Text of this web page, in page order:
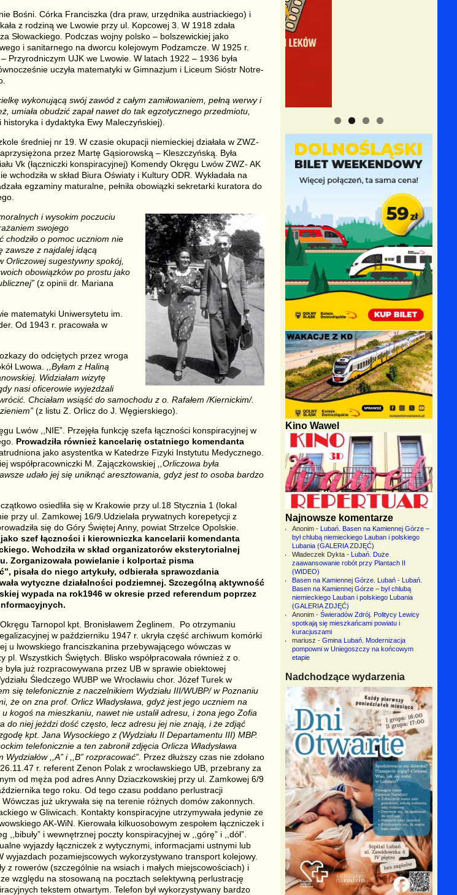
Bośni. Córka Franciszka (dra praw, urzędnika austriackiego) i
z rodziną we Lwowie przy ul. Kopcowej 3. W 1918 zdała
Słowackiego. Podczas wojny polsko – bolszewickiej jako
i sanitarnego na dworcu kolejowym Podzamcze. W 1925 r.
Przyrodniczym UJK we Lwowie. W latach 1922 – 1936 była
uczyła matematyki w Gimnazjum i Liceum Sióstr Notre-
wykonującą swój zawód z całym zamiłowaniem, pełną werwy i
umiała obudzić zapał nawet do tak egzotycznego przedmiotu,
historyka i dydaktyka Ewy Maleczyńskiej).
średniej nr 19. W czasie okupacji niemieckiej działała w ZWZ-
przez Martę Gąsiorowską – Kleszczyńską. Była
Vk (łączniczki konspiracyjnej) Komendy Okręgu Lwów ZWZ- AK
wchodziła w skład Biura Oświaty i Kultury ODR. Wykładała na
egzaminy maturalne, pełniła obowiązki sekretarki kuratora do
i wysokim poczuciu
swojego
o pomoc uczniom nie
zawsze z najdalej idącą
Orliczowej sugestywny spokój,
obowiązków po prostu jako
(z opinii dr. Mariana
matematyki Uniwersytetu im.
Od 1943 r. pracowała w
do odciętych przez wroga
Lwowa.
,,Byłam z Haliną
Widziałam wizytę
nasi oficerowie wyjeżdżali
Chciałam wsiąść do samochodu z o. Rafałem /Kiernickim/.
(z listu Z. Orlicz do J. Węgierskiego).
Lwów ,,NIE”. Przejęła funkcję szefa łączności konspiracyjnej w
Prowadziła również kancelarię ostatniego komendanta
jako asystentka w Katedrze Fizyki Instytutu Medycznego.
współpracowniczki M. Zajączkowskiej
,,Orliczowa była
udało jej się uniknąć aresztowania, gdyż jest to osoba bardzo
osiedliła się w Krakowie przy ul.18 Stycznia 1 (lokal
przy ul. Zamkowej 16/9.Udzielała prywatnych korepetycji z
się do Góry Świętej Anny, powiat Strzelce Opolskie.
szef łączności i kierowniczka kancelarii komendanta
Wchodziła w skład organizatorów eksterytorialnej
Zorganizowała powielanie i kolportaż pisma
pisała do niego artykuły, odbierała sprawozdania
wytyczne działalności podziemnej. Szczególną aktywność
wypada na rok1946 w okresie przed referendum poprzez
Tarnopol kpt. Bronisławem Żeglinem. Po otrzymaniu
w październiku 1947 r. ukryła część archiwum komórki
u lwowskiego franciszkanina przebywającego wówczas w
Wszystkich Świętych. Blisko współpracowała również z o.
już rozpracowywana przez UB w sprawie obiektowej
Śledczego WUBP we Wrocławiu chor. Józef Turek w
się telefonicznie z naczelnikiem Wydziału III/WUBP/ w Poznaniu
że on zna prof. Orlicz Władysława, gdyż jest jego uczniem na
kogoś na mieszkaniu, nawet nie ustalił adresu, i żona jego Zofia
do niej jeździ dość często, lecz adresu jej nie znają, i że zdjąć
kpt. Jana Wysockiego z (Wydziału II Departamentu III) MBP.
telefonicznie a ten zabronił zdjęcia Orlicza Władysława
,,A” i ,,B” rozpracować”. Przez dłuższy czas nie zdołano
r. referent Zenon Polak z wrocławskiego UB, przebrany za
od męża pod adres Anny Dziaczkowskiej przy ul. Zamkowej 6/9
tego roku. Od tego czasu poddano perlustracji
już ukrywała się na terenie różnych domów zakonnych.
w Gliwicach. Kontakty konspiracyjne utrzymywała jedynie ze
AK-WiN. Kierowała kilkuosobowym zespołem łączniczek i
i wewnętrznej poczty konspiracyjnej w ,,górę” i ,,dół”.
wyjazdy łączniczek z wytycznymi, informacjami ustnymi lub
pozamiejscowych wykorzystywano transport kolejowy.
z rowerów (szczególnie na wsiach i małych miejscowościach) i
względu na stosowaną na pocztach selektywną perlustrację
tekstem otwartym. Telefon był wykorzystywany bardzo
Kino Wawel
Najnowsze komentarze
Anonim-
Lubań. Basen na Kamiennej Górze –
był chlubą niemieckiego Lauban i polskiego
Lubania (GALERIA ZDJĘĆ)
Władeczek Dykta-
Lubań. Duże
zaawansowanie robót przy Plantach II
(WIDEO)
Basen na Kamiennej Górze. Lubań-
Lubań.
Basen na Kamiennej Górze – był chlubą
niemieckiego Lauban i polskiego Lubania
(GALERIA ZDJĘĆ)
Anonim- Świeradów Zdrój. Politycy Lewicy
spotkają się mieszkańcami powiatu i
kuracjuszami
mariusz - Gmina Lubań. Modernizacja
pompowni w Uniegoszczy na końcowym
etapie
Nadchodzące wydarzenia